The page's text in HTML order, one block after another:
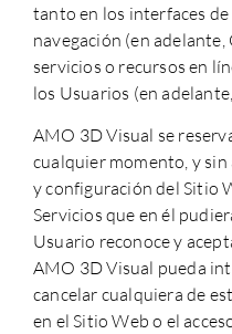
tanto en los interfaces
navegación (en
servicios o recursos en
los Usuarios (en
AMO 3D Visual se
cualquier momento, y
y configuración del Sitio
Servicios que en él
Usuario reconoce y
AMO 3D Visual pueda
cancelar cualquiera de
en el Sitio Web o el